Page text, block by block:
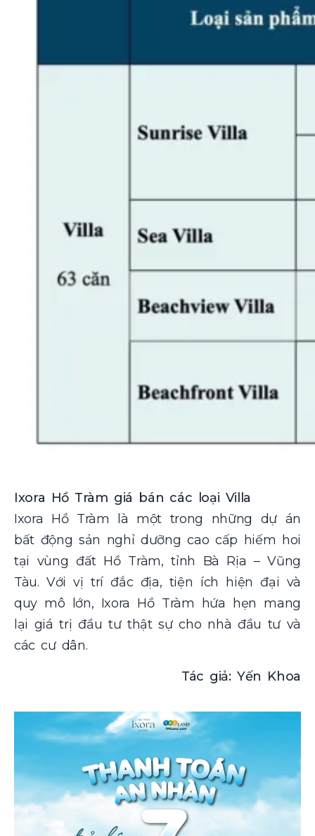
Ixora Hồ Tràm giá bán các loại Villa
Ixora Hồ Tràm là một trong những dự án
bất động sản nghỉ dưỡng cao cấp hiếm hoi
tại vùng đất Hồ Tràm, tỉnh Bà Rịa – Vũng
Tàu. Với vị trí đắc địa, tiện ích hiện đại và
quy mô lớn, Ixora Hồ Tràm hứa hẹn mang
lại giá trị đầu tư thật sự cho nhà đầu tư và
các cư dân.
Tác giả: Yến Khoa